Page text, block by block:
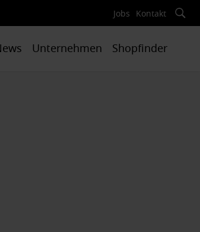
Jobs Kontakt
Unternehmen Shopfinder